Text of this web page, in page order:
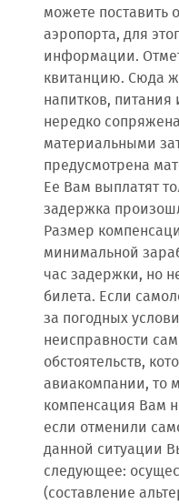
можете поставить
аэропорта, для
информации.
квитанцию. Сюда
напитков,
нередко
материальными
предусмотрена
Ее Вам выплатят
задержка
Размер
минимальной
час задержки, но
билета. Если
за погодных
неисправности
обстоятельств,
авиакомпании, то
компенсация Вам
если отменили
данной ситуации
следующее:
(составление